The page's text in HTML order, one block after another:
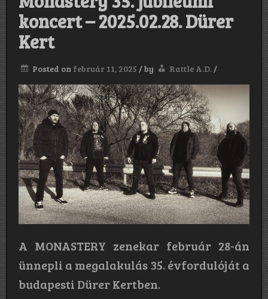
koncert – 2025.02.28. Dürer
Kert
Posted on február 11, 2025 /by Rattle A.D./
A MONASTERY zenekar február 28-án
ünnepli a megalakulás 35. évfordulóját a
budapesti Dürer Kertben.